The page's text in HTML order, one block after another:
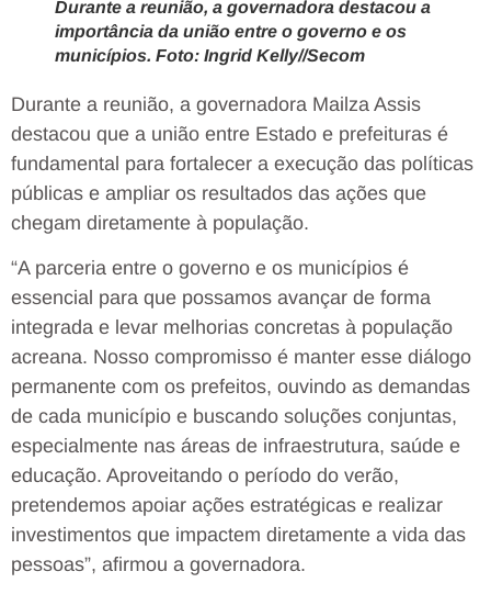
Durante a reunião, a governadora destacou a
importância da união entre o governo e os
municípios. Foto: Ingrid Kelly//Secom
Durante a reunião, a governadora Mailza Assis
destacou que a união entre Estado e prefeituras é
fundamental para fortalecer a execução das políticas
públicas e ampliar os resultados das ações que
chegam diretamente à população.
“A parceria entre o governo e os municípios é
essencial para que possamos avançar de forma
integrada e levar melhorias concretas à população
acreana. Nosso compromisso é manter esse diálogo
permanente com os prefeitos, ouvindo as demandas
de cada município e buscando soluções conjuntas,
especialmente nas áreas de infraestrutura, saúde e
educação. Aproveitando o período do verão,
pretendemos apoiar ações estratégicas e realizar
investimentos que impactem diretamente a vida das
pessoas”, afirmou a governadora.